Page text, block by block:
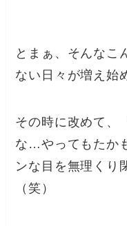
とまぁ、そんなこ
ない日々が増え始
その時に改めて、
な…やってもたか
ンな目を無理くり
（笑）